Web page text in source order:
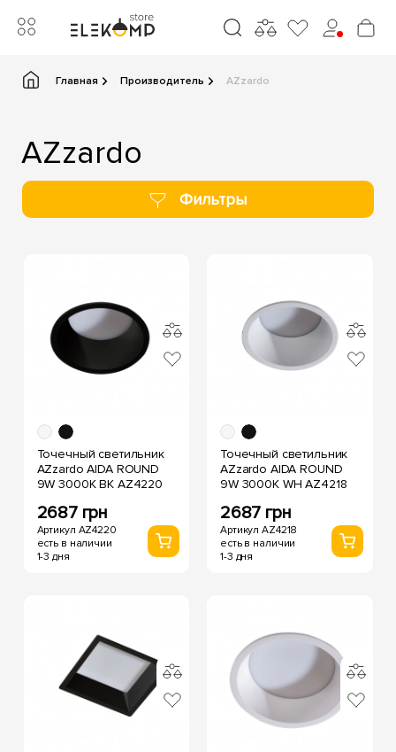
Главная Производитель AZzardo
AZzardo
Фильтры
Точечный светильник
AZzardo AIDA ROUND
9W 3000K BK AZ4220
2687 грн
Артикул AZ4220
есть в наличии
1-3 дня
Точечный светильник
AZzardo AIDA ROUND
9W 3000K WH AZ4218
2687 грн
Артикул AZ4218
есть в наличии
1-3 дня